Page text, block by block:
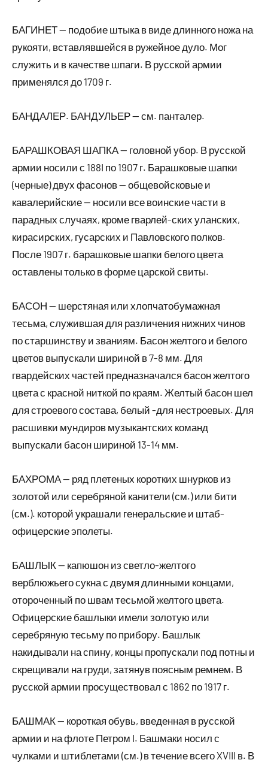
БАГИНЕТ — подобие штыка в виде длинного ножа на
рукояти, вставлявшейся в ружейное дуло. Мог
служить и в качестве шпаги. В русской армии
применялся до 1709 г.
БАНДАЛЕР. БАНДУЛЬЕР — см. панталер.
БАРАШКОВАЯ ШАПКА — головной убор. В русской
армии носили с 188I по 1907 г. Барашковые шапки
(черные) двух фасонов — общевойсковые и
кавалерийские — носили все воинские части в
парадных случаях, кроме гварлей-ских уланских,
кирасирских, гусарских и Павловского полков.
После 1907 г. барашковые шапки белого цвета
оставлены только в форме царской свиты.
БАСОН — шерстяная или хлопчатобумажная
тесьма, служившая для различения нижних чинов
по старшинству и званиям. Басон желтого и белого
цветов выпускали шириной в 7-8 мм. Для
гвардейских частей предназначался басон желтого
цвета с красной ниткой по краям. Желтый басон шел
для строевого состава, белый -для нестроевых. Для
расшивки мундиров музыкантских команд
выпускали басон шириной 13-14 мм.
БАХРОМА — ряд плетеных коротких шнурков из
золотой или серебряной канители (см.) или бити
(см.). которой украшали генеральские и штаб-
офицерские эполеты.
БАШЛЫК — капюшон из светло-желтого
верблюжьего сукна с двумя длинными концами,
отороченный по швам тесьмой желтого цвета.
Офицерские башлыки имели золотую или
серебряную тесьму по прибору. Башлык
накидывали на спину, концы пропускали под потны и
скрещивали на груди, затянув поясным ремнем. В
русской армии просуществовал с 1862 по 1917 г.
БАШМАК — короткая обувь, введенная в русской
армии и на флоте Петром I. Башмаки носил с
чулками и штиблетами (см.) в течение всего XVIII в. В